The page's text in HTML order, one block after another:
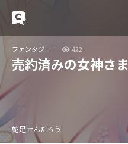
ファンタジー 422
売約済みの女神さま
蛇足せんたろう